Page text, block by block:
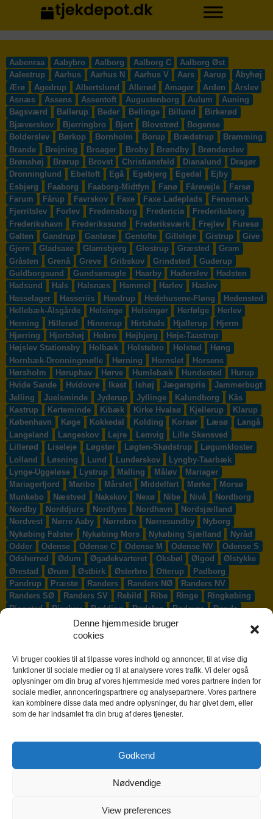
Denne hjemmeside bruger
cookies
Vi bruger cookies til at tilpasse vores indhold og annoncer, til at vise dig
funktioner til sociale medier og til at analysere vores trafik. Vi deler også
oplysninger om din brug af vores hjemmeside med vores partnere inden for
sociale medier, annonceringspartnere og analysepartnere. Vores partnere
kan kombinere disse data med andre oplysninger, du har givet dem, eller
som de har indsamlet fra din brug af deres tjenester.
Godkend
Nødvendige
View preferences
Aabenraa Aabybro Aalborg Aalborg C
Aalborg Øst
Aalestrup
Aarhus Aarhus N Aarhus V Aars Aarup
Åbyhøj
Ærø
Agedrup Albertslund Allerød Amager Arden
Årslev
Asnæs
Assens Assentoft Augustenborg Aulum
Auning
Bagsværd
Ballerup Beder Bellinge Billund
Birkerød
Bjæverskov
Bjerringbro Bjert Blovstrød
Bogense
Bolderslev
Børkop Bornholm Borup Brædstrup
Bramming
Brande
Brejning Broager Broby Brøndby
Brønderslev
Brønshøj
Brørup Brovst Christiansfeld Dianalund
Dragør
Dronninglund
Ebeltoft Egå Egebjerg Egedal
Ejby
Esbjerg
Faaborg Faaborg-Midtfyn Fanø Fårevejle
Farsø
Farum
Fårup Favrskov Faxe Faxe Ladeplads
Fensmark
Fjerritslev
Forlev Fredensborg Fredericia
Frederiksberg
Frederikshavn
Frederikssund Frederiksværk Frejlev
Furesø
Galten
Gandrup Ganløse Gentofte Gilleleje Gistrup
Give
Gjern
Gladsaxe Glamsbjerg Glostrup Græsted
Gram
Gråsten
Grenå Greve Gribskov Grindsted
Guderup
Guldborgsund
Gundsømagle Haarby Haderslev
Hadsten
Hadsund
Hals Halsnæs Hammel Harlev
Haslev
Hasselager
Hasseriis Havdrup Hedehusene-Fløng
Hedensted
Hellebæk-Ålsgårde
Helsinge Helsingør Herfølge
Herlev
Herning
Hillerød Hinnerup Hirtshals Hjallerup
Hjerm
Hjørring
Hjortshøj Hobro Højbjerg
Høje-Taastrup
Højslev Stationsby
Holbæk Holstebro Holsted
Høng
Hornbæk-Dronningmølle
Hørning Hornslet
Horsens
Hørsholm
Høruphav Hørve Humlebæk Hundested
Hurup
Hvide Sande
Hvidovre Ikast Ishøj Jægerspris
Jammerbugt
Jelling
Juelsminde Jyderup Jyllinge Kalundborg
Kås
Kastrup
Kerteminde Kibæk Kirke Hvalsø Kjellerup
Klarup
København
Køge Kokkedal Kolding Korsør Læsø
Langå
Langeland
Langeskov Lejre Lemvig
Lille Skensved
Lillerød
Liseleje Løgstør Løgten-Skødstrup
Løgumkloster
Lolland
Løsning Lund Lunderskov
Lyngby-Taarbæk
Lynge-Uggeløse
Lystrup Malling Måløv
Mariager
Mariagerfjord
Maribo Mårslet Middelfart Mørke
Morsø
Munkebo
Næstved Nakskov Nexø Nibe Nivå
Nordborg
Nordby
Norddjurs Nordfyns Nordhavn
Nordsjælland
Nordvest
Nørre Aaby Nørrebro Nørresundby
Nyborg
Nykøbing Falster
Nykøbing Mors Nykøbing Sjælland
Nyråd
Odder
Odense Odense C Odense M Odense NV
Odense S
Odsherred
Ødum Øgadekvarteret Oksbøl Ølgod
Ølstykke
Ørestad
Ørum Østbirk Østerbro Otterup
Padborg
Pandrup
Præstø Randers Randers NØ
Randers NV
Randers SØ
Randers SV Rebild Ribe Ringe
Ringkøbing
Ringsted
Risskov Rødding Rødekro Rødovre
Rønde
Rønnede Roskilde Rudersdal
Rudkøbing
Ry Ryomgård
Skælskør
Skærbæk Skævinge Skagen
Skalborg
Skanderborg
Skibby Skibet Skive Skjern
Skørping
Skovlunde
Slagelse Slangerup Smørum
Smørumnedre
Sofiendal
Søften Solbjerg Solrød
Solrød Strand
Sønderborg
Søndersø Sorø Starup Stege
Stenløse
Stilling Stoholm
Sunds
Sydhavnen Taastrup
Taulov
Them Thisted Thurø By Tilst Tinglev
Tjæreborg
Tørring Trige
Vestbjerg Vester Hassing